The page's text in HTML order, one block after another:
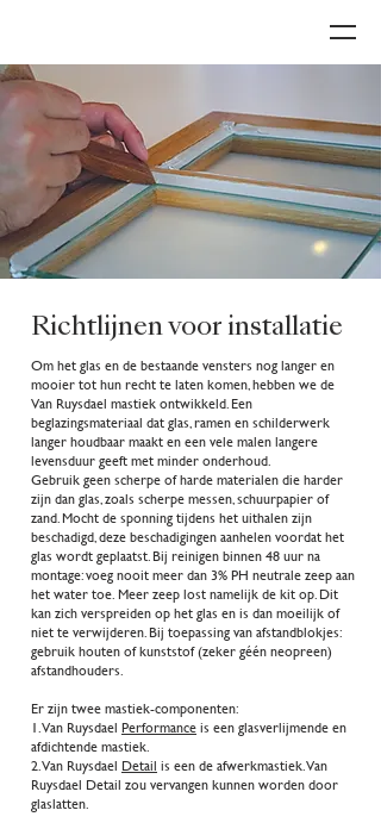
Richtlijnen voor installatie
Om het glas en de bestaande vensters nog langer en
mooier tot hun recht te laten komen, hebben we de
Van Ruysdael mastiek ontwikkeld. Een
beglazingsmateriaal dat glas, ramen en schilderwerk
langer houdbaar maakt en een vele malen langere
levensduur geeft met minder onderhoud.
Gebruik geen scherpe of harde materialen die harder
zijn dan glas, zoals scherpe messen, schuurpapier of
zand. Mocht de sponning tijdens het uithalen zijn
beschadigd, deze beschadigingen aanhelen voordat het
glas wordt geplaatst. Bij reinigen binnen 48 uur na
montage: voeg nooit meer dan 3% PH neutrale zeep aan
het water toe. Meer zeep lost namelijk de kit op. Dit
kan zich verspreiden op het glas en is dan moeilijk of
niet te verwijderen. Bij toepassing van afstandblokjes:
gebruik houten of kunststof (zeker géén neopreen)
afstandhouders.
Er zijn twee mastiek-componenten:
1. Van Ruysdael Performanceis een glasverlijmende en
afdichtende mastiek.
2. Van Ruysdael Detail is een de afwerkmastiek. Van
Ruysdael Detail zou vervangen kunnen worden door
glaslatten.